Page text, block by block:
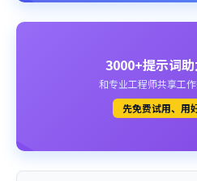
3000+提示词
和专业工程师共享工
先免费试用、用